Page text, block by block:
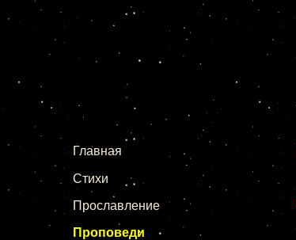
Главная
Стихи
Прославление
Проповеди